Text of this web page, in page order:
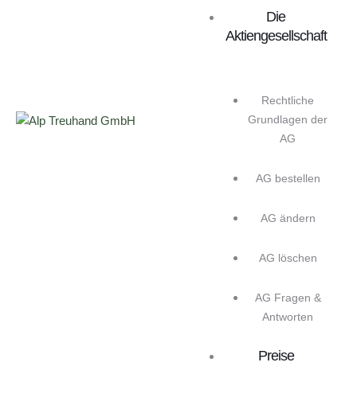
Die
Aktiengesellschaft
Rechtliche
Grundlagen der
AG
AG bestellen
AG ändern
AG löschen
AG Fragen &
Antworten
Preise